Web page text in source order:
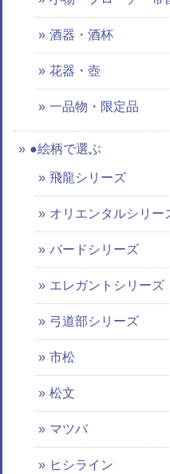
酒器・酒杯
花器・壺
一品物・限定品
●絵柄で選ぶ
飛龍シリーズ
オリエンタルシリー
バードシリーズ
エレガントシリーズ
弓道部シリーズ
市松
松文
マツバ
ヒシライン